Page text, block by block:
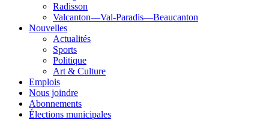
Radisson
Valcanton—Val-Paradis—Beaucanton
Nouvelles
Actualités
Sports
Politique
Art & Culture
Emplois
Nous joindre
Abonnements
Élections municipales